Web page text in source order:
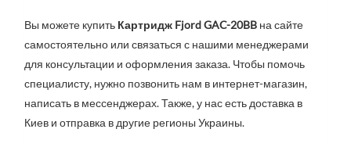
Вы можете купить Картридж Fjord GAC-20BB на сайте
самостоятельно или связаться с нашими менеджерами
для консультации и оформления заказа. Чтобы помочь
специалисту, нужно позвонить нам в интернет-магазин,
написать в мессенджерах. Также, у нас есть доставка в
Киев и отправка в другие регионы Украины.